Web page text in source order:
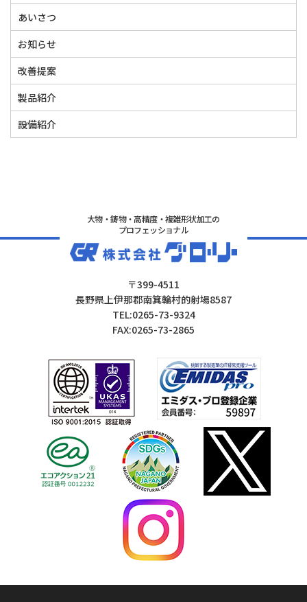
あいさつ
お知らせ
改善提案
製品紹介
設備紹介
大物・鋳物・高精度・複雑形状加工の
プロフェッショナル
〒399-4511
長野県上伊那郡南箕輪村的射場8587
TEL:0265-73-9324
FAX:0265-73-2865